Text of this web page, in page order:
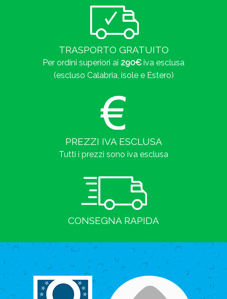
TRASPORTO GRATUITO
Per ordini superiori ai 290€iva esclusa
(escluso Calabria, isole e Estero)
PREZZI IVA ESCLUSA
Tutti i prezzi sono iva esclusa
CONSEGNA RAPIDA